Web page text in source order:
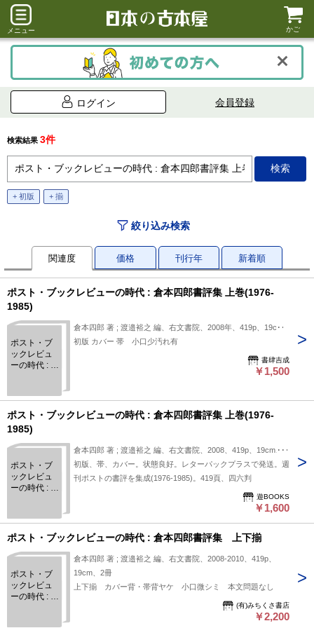
メニュー かご
ログイン 会員登録
検索結果 3件
+ 初版 + 揃
絞り込み検索
関連度 価格 刊行年 新着順
ポスト・ブックレビューの時代 : 倉本四郎書評集 上巻(1976-
1985)
ポスト・ブ
ックレビュ
ーの時代 : 倉
(1976-1985)
倉本四郎 著 ; 渡邉裕之 編、右文書院、2008年、419p、19cm
初版 カバー 帯 小口少汚れ有
書肆吉成
￥1,500
ポスト・ブックレビューの時代 : 倉本四郎書評集 上巻(1976-
1985)
ポスト・ブ
ックレビュ
ーの時代 : 倉
(1976-1985)
倉本四郎 著 ; 渡邉裕之 編、右文書院、2008、419p、19cm、1
初版、帯、カバー。状態良好。レターパックプラスで発送。週
刊ポストの書評を集成(1976-1985)。419頁、四六判
遊BOOKS
￥1,600
ポスト・ブックレビューの時代 : 倉本四郎書評集 上下揃
ポスト・ブ
ックレビュ
ーの時代 : 倉
倉本四郎 著 ; 渡邉裕之 編、右文書院、2008-2010、419p、
19cm、2冊
上下揃 カバー背・帯背ヤケ 小口微シミ 本文問題なし
(有)みちくさ書店
￥2,200